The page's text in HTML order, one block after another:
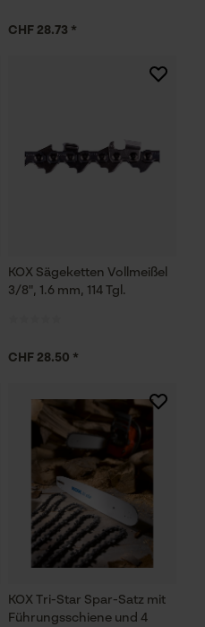
CHF 28.73 *
KOX Sägeketten Vollmeißel
3/8", 1.6 mm, 114 Tgl.
CHF 28.50 *
KOX Tri-Star Spar-Satz mit
Führungsschiene und 4